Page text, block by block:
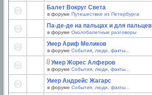
Балет Вокруг Света
в форуме Путешествие из Петербурга
Па-де-де на пальцах и для пальцев
в форуме Околобалетные разговоры
Умер Ариф Меликов
в форуме События, люди, факты...
Умер Жорес Алферов
в форуме События, люди, факты...
Умер Андрейс Жагарс
в форуме События, люди, факты...